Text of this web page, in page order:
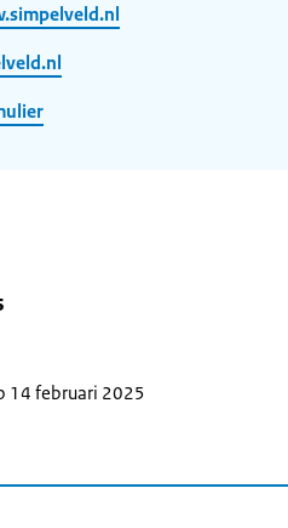
14 februari 2025